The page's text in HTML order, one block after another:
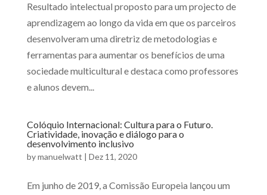
Resultado intelectual proposto para um projecto de
aprendizagem ao longo da vida em que os parceiros
desenvolveram uma diretriz de metodologias e
ferramentas para aumentar os benefícios de uma
sociedade multicultural e destaca como professores
e alunos devem...
Colóquio Internacional: Cultura para o Futuro.
Criatividade, inovação e diálogo para o
desenvolvimento inclusivo
bymanuelwatt | Dez 11, 2020
Em junho de 2019, a Comissão Europeia lançou um